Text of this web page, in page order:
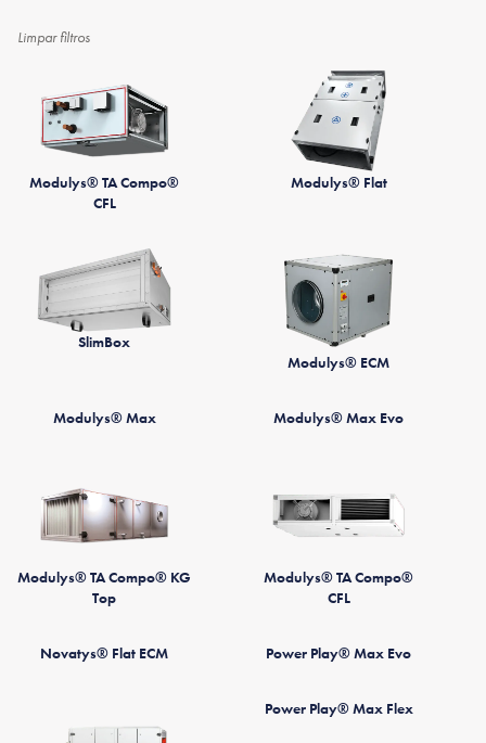
Limpar filtros
Modulys® TA Compo®
CFL
Modulys® Flat
SlimBox
Modulys® ECM
Modulys® Max Modulys® Max Evo
Modulys® TA Compo® KG
Top
Modulys® TA Compo®
CFL
Novatys® Flat ECM Power Play® Max Evo
Power Play® Max Flex